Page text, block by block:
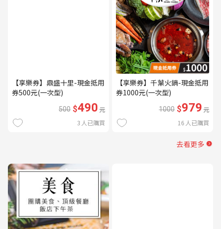
【享樂券】鼎盛十里-現金抵用
券500元(一次型)
500 $490元
3 人已購買
【享樂券】千葉火鍋-現金抵用
券1000元(一次型)
1000 $979元
16 人已購買
去看更多